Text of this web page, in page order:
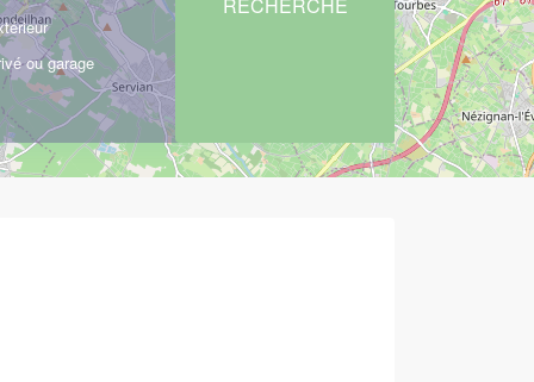
ou garage